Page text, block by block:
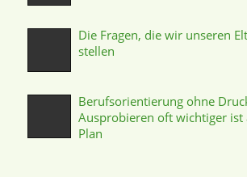
Die Fragen, die wir unseren
stellen
Berufsorientierung ohne
Ausprobieren oft wichtiger ist
Plan